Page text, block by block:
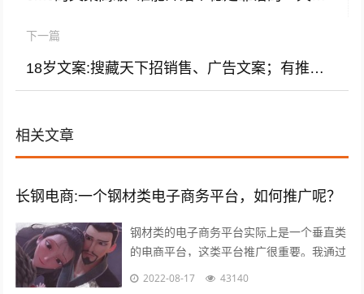
下一篇
18岁文案:搜藏天下招销售、广告文案；有推荐的吗？
相关文章
长钢电商:一个钢材类电子商务平台，如何推广呢？
钢材类的电子商务平台实际上是一个垂直类
的电商平台，这类平台推广很重要。我通过
自己掌握的方法如下： 1，利用今日头条、
2022-08-17 43140